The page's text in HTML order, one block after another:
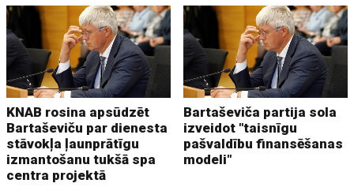
KNAB rosina apsūdzēt
Bartaševiču par dienesta
stāvokļa ļaunprātīgu
izmantošanu tukšā spa
centra projektā
Bartaševiča partija sola
izveidot "taisnīgu
pašvaldību finansēšanas
modeli"